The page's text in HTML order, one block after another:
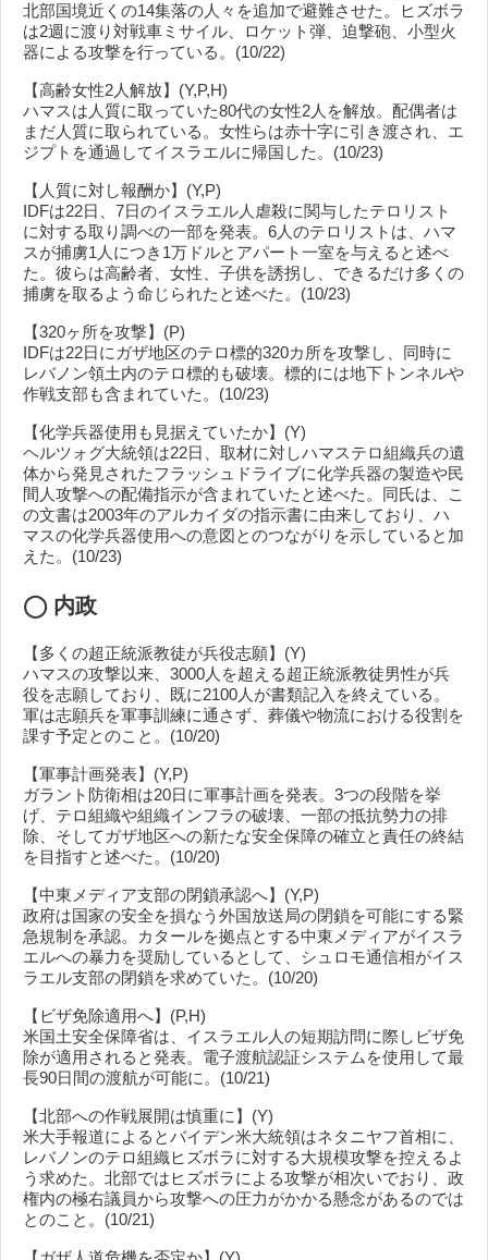
北部国境近くの14集落の人々を追加で避難させた。ヒズボラ
は2週に渡り対戦車ミサイル、ロケット弾、迫撃砲、小型火
器による攻撃を行っている。(10/22)
【高齢女性2人解放】(Y,P,H)
ハマスは人質に取っていた80代の女性2人を解放。配偶者は
まだ人質に取られている。女性らは赤十字に引き渡され、エ
ジプトを通過してイスラエルに帰国した。(10/23)
【人質に対し報酬か】(Y,P)
IDFは22日、7日のイスラエル人虐殺に関与したテロリスト
に対する取り調べの一部を発表。6人のテロリストは、ハマ
スが捕虜1人につき1万ドルとアパート一室を与えると述べ
た。彼らは高齢者、女性、子供を誘拐し、できるだけ多くの
捕虜を取るよう命じられたと述べた。(10/23)
【320ヶ所を攻撃】(P)
IDFは22日にガザ地区のテロ標的320カ所を攻撃し、同時に
レバノン領土内のテロ標的も破壊。標的には地下トンネルや
作戦支部も含まれていた。(10/23)
【化学兵器使用も見据えていたか】(Y)
ヘルツォグ大統領は22日、取材に対しハマステロ組織兵の遺
体から発見されたフラッシュドライブに化学兵器の製造や民
間人攻撃への配備指示が含まれていたと述べた。同氏は、こ
の文書は2003年のアルカイダの指示書に由来しており、ハ
マスの化学兵器使用への意図とのつながりを示していると加
えた。(10/23)
◯ 内政
【多くの超正統派教徒が兵役志願】(Y)
ハマスの攻撃以来、3000人を超える超正統派教徒男性が兵
役を志願しており、既に2100人が書類記入を終えている。
軍は志願兵を軍事訓練に通さず、葬儀や物流における役割を
課す予定とのこと。(10/20)
【軍事計画発表】(Y,P)
ガラント防衛相は20日に軍事計画を発表。3つの段階を挙
げ、テロ組織や組織インフラの破壊、一部の抵抗勢力の排
除、そしてガザ地区への新たな安全保障の確立と責任の終結
を目指すと述べた。(10/20)
【中東メディア支部の閉鎖承認へ】(Y,P)
政府は国家の安全を損なう外国放送局の閉鎖を可能にする緊
急規制を承認。カタールを拠点とする中東メディアがイスラ
エルへの暴力を奨励しているとして、シュロモ通信相がイス
ラエル支部の閉鎖を求めていた。(10/20)
【ビザ免除適用へ】(P,H)
米国土安全保障省は、イスラエル人の短期訪問に際しビザ免
除が適用されると発表。電子渡航認証システムを使用して最
長90日間の渡航が可能に。(10/21)
【北部への作戦展開は慎重に】(Y)
米大手報道によるとバイデン米大統領はネタニヤフ首相に、
レバノンのテロ組織ヒズボラに対する大規模攻撃を控えるよ
う求めた。北部ではヒズボラによる攻撃が相次いでおり、政
権内の極右議員から攻撃への圧力がかかる懸念があるのでは
とのこと。(10/21)